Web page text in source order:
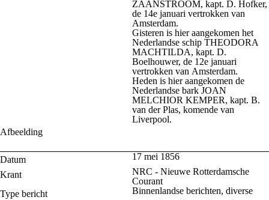
ZAANSTROOM, kapt. D. Hofker,
de 14e januari vertrokken van
Amsterdam.
Gisteren is hier aangekomen het
Nederlandse schip THEODORA
MACHTILDA, kapt. D.
Boelhouwer, de 12e januari
vertrokken van Amsterdam.
Heden is hier aangekomen de
Nederlandse bark JOAN
MELCHIOR KEMPER, kapt. B.
van der Plas, komende van
Liverpool.
Afbeelding
Datum
17 mei 1856
Krant
NRC - Nieuwe Rotterdamsche
Courant
Type bericht
Binnenlandse berichten, diverse